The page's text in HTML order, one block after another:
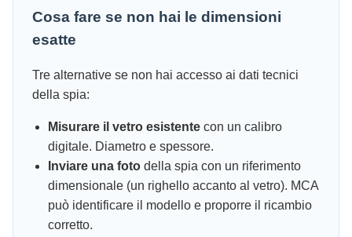
Cosa fare se non hai le dimensioni
esatte
Tre alternative se non hai accesso ai dati tecnici
della spia:
Misurare il vetro esistente con un calibro
digitale. Diametro e spessore.
Inviare una foto della spia con un riferimento
dimensionale (un righello accanto al vetro). MCA
può identificare il modello e proporre il ricambio
corretto.